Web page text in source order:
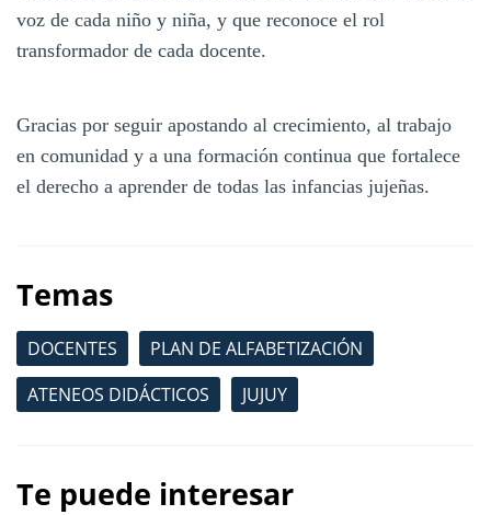
voz de cada niño y niña, y que reconoce el rol
transformador de cada docente.
Gracias por seguir apostando al crecimiento, al trabajo
en comunidad y a una formación continua que fortalece
el derecho a aprender de todas las infancias jujeñas.
Temas
DOCENTES
PLAN DE ALFABETIZACIÓN
ATENEOS DIDÁCTICOS
JUJUY
Te puede interesar